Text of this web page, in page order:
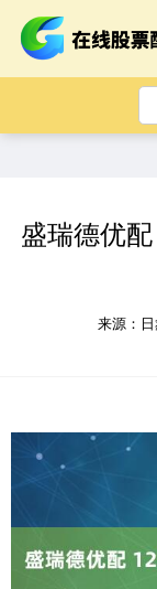
盛瑞德优
来源：